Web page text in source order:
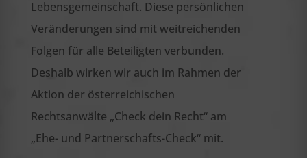
Lebensgemeinschaft. Diese persönlichen
Veränderungen sind mit weitreichenden
Folgen für alle Beteiligten verbunden.
Deshalb wirken wir auch im Rahmen der
Aktion der österreichischen
Rechtsanwälte „Check dein Recht“ am
„Ehe- und Partnerschafts-Check“ mit.